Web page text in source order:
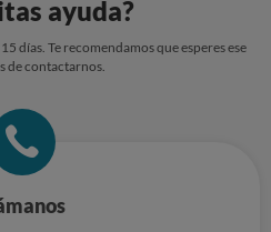
ayuda?
días. Te recomendamos que esperes ese
de contactarnos.